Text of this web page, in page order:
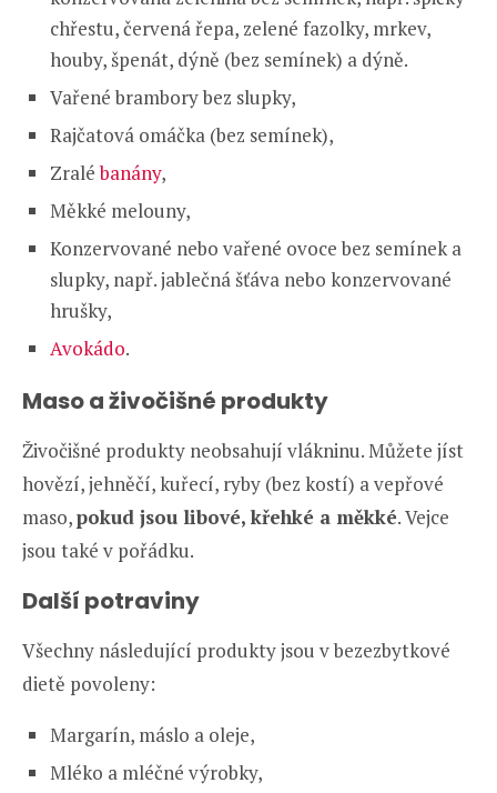
chřestu, červená řepa, zelené fazolky, mrkev,
houby, špenát, dýně (bez semínek) a dýně.
Vařené brambory bez slupky,
Rajčatová omáčka (bez semínek),
Zralébanány,
Měkké melouny,
Konzervované nebo vařené ovoce bez semínek a
slupky, např. jablečná šťáva nebo konzervované
hrušky,
Avokádo.
Maso a živočišné produkty
Živočišné produkty neobsahují vlákninu. Můžete jíst
hovězí, jehněčí, kuřecí, ryby (bez kostí) a vepřové
maso,pokud jsou libové, křehké a měkké. Vejce
jsou také v pořádku.
Další potraviny
Všechny následující produkty jsou v bezezbytkové
dietě povoleny:
Margarín, máslo a oleje,
Mléko a mléčné výrobky,